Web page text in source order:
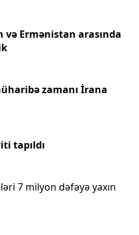
Ermənistan arasında
zamanı İrana
tapıldı
7 milyon dəfəyə yaxın